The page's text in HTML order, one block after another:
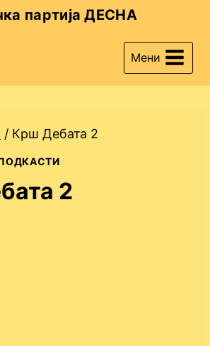
партија ДЕСНА
Мени
/ Крш Дебата 2
2